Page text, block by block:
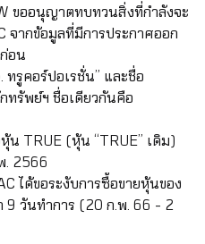
ขออนุญาตทบทวนสิ่งที่กำลังจะ
จากข้อมูลที่มีการประกาศออก
อน
รูคอร์ปอเรชั่น” และชื่อ
ทรัพย์ฯ ชื่อเดียวกันคือ
TRUE (หุ้น “TRUE” เดิม)
. 2566
ได้ขอระงับการซื้อขายหุ้นของ
9 วันทำการ (20 ก.พ. 66 - 2